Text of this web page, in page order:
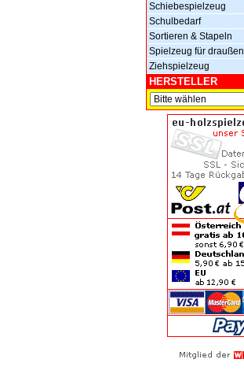
Schiebespielzeug
Schulbedarf
Sortieren & Stapeln
Spielzeug für draußen
Ziehspielzeug
HERSTELLER